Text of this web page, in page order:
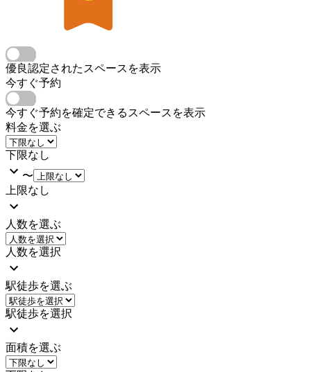
優良認定されたスペースを表示
今すぐ予約
今すぐ予約を確定できるスペースを表示
料金を選ぶ
下限なし
〜
上限なし
人数を選ぶ
人数を選択
駅徒歩を選ぶ
駅徒歩を選択
面積を選ぶ